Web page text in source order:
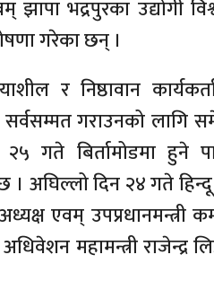
झापा भद्रपुरका उद्योगी
गरेका छन् ।
र निष्ठावान
सर्वसम्मत गराउनको
बिर्तामोडमा हुने
अघिल्लो दिन २४ गते
अध्यक्ष एवम्
महामन्त्री राजेन्द्र